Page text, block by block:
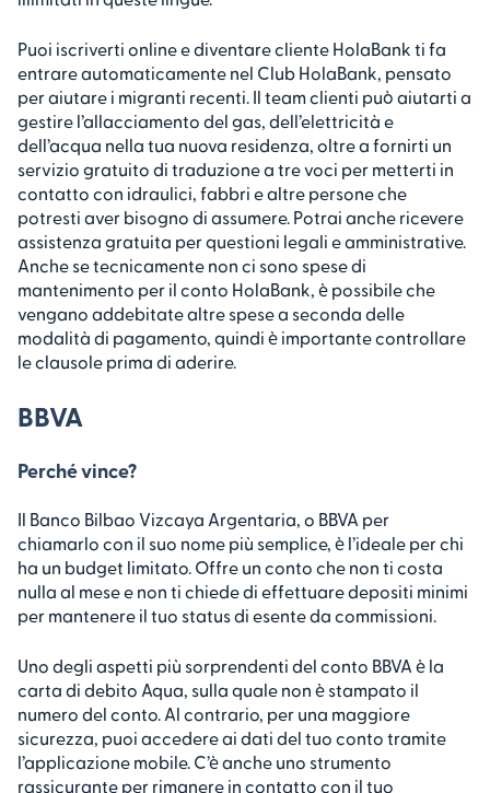
Puoi iscriverti online e diventare cliente HolaBank ti fa
entrare automaticamente nel Club HolaBank, pensato
per aiutare i migranti recenti. Il team clienti può aiutarti a
gestire l’allacciamento del gas, dell’elettricità e
dell’acqua nella tua nuova residenza, oltre a fornirti un
servizio gratuito di traduzione a tre voci per metterti in
contatto con idraulici, fabbri e altre persone che
potresti aver bisogno di assumere. Potrai anche ricevere
assistenza gratuita per questioni legali e amministrative.
Anche se tecnicamente non ci sono spese di
mantenimento per il conto HolaBank, è possibile che
vengano addebitate altre spese a seconda delle
modalità di pagamento, quindi è importante controllare
le clausole prima di aderire.
BBVA
Perché vince?
Il Banco Bilbao Vizcaya Argentaria, o BBVA per
chiamarlo con il suo nome più semplice, è l’ideale per chi
ha un budget limitato. Offre un conto che non ti costa
nulla al mese e non ti chiede di effettuare depositi minimi
per mantenere il tuo status di esente da commissioni.
Uno degli aspetti più sorprendenti del conto BBVA è la
carta di debito Aqua, sulla quale non è stampato il
numero del conto. Al contrario, per una maggiore
sicurezza, puoi accedere ai dati del tuo conto tramite
l’applicazione mobile. C’è anche uno strumento
rassicurante per rimanere in contatto con il tuo